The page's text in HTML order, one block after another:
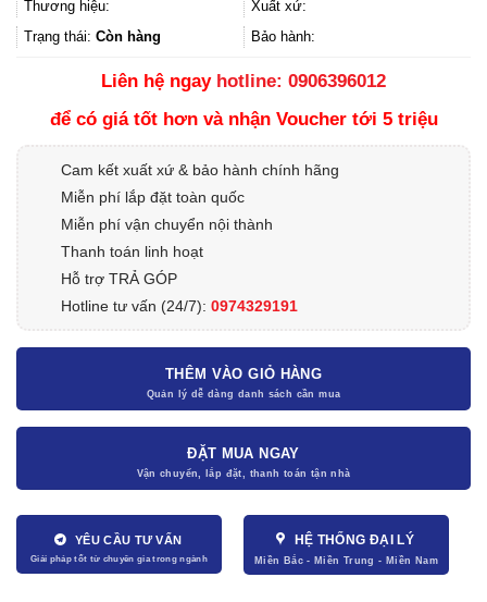
5.464.000₫.
Thương hiệu:
Xuất xứ:
Trạng thái: Còn hàng Bảo hành:
Liên hệ ngay hotline: 0906396012
để có giá tốt hơn và nhận Voucher tới 5 triệu
Cam kết xuất xứ & bảo hành chính hãng
Miễn phí lắp đặt toàn quốc
Miễn phí vận chuyển nội thành
Thanh toán linh hoạt
Hỗ trợ TRẢ GÓP
Hotline tư vấn (24/7): 0974329191
THÊM VÀO GIỎ HÀNG
ĐẶT MUA NGAY
YÊU CẦU TƯ VẤN HỆ THỐNG ĐẠI LÝ